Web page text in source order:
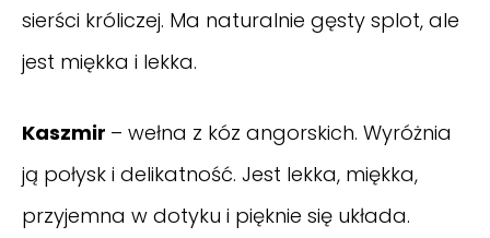
sierści króliczej. Ma naturalnie gęsty splot, ale
jest miękka i lekka.
Kaszmir – wełna z kóz angorskich. Wyróżnia
ją połysk i delikatność. Jest lekka, miękka,
przyjemna w dotyku i pięknie się układa.